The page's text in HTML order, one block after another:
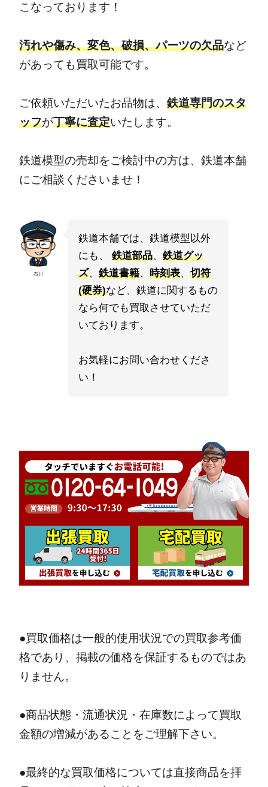
こなっております！
汚れや傷み、変色、破損、パーツの欠品など
があっても買取可能です。
ご依頼いただいたお品物は、 鉄道専門のスタ
ッフが丁寧に査定いたします。
鉄道模型の売却をご検討中の方は、鉄道本舗
にご相談くださいませ！
石川
鉄道本舗では、鉄道模型以外
にも、 鉄道部品、 鉄道グッ
ズ、 鉄道書籍、 時刻表、 切符
(硬券)など、鉄道に関するもの
なら何でも買取させていただ
いております。
お気軽にお問い合わせくださ
い！
●買取価格は一般的使用状況での買取参考価
格であり、掲載の価格を保証するものではあ
りません。
●商品状態・流通状況・在庫数によって買取
金額の増減があることをご理解下さい。
●最終的な買取価格については直接商品を拝